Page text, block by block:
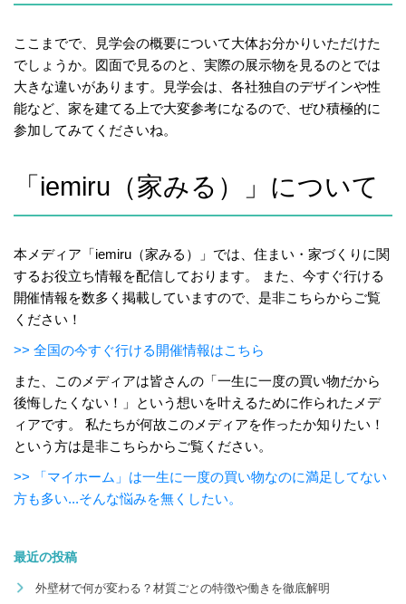
ここまでで、見学会の概要について大体お分かりいただけた
でしょうか。図面で見るのと、実際の展示物を見るのとでは
大きな違いがあります。見学会は、各社独自のデザインや性
能など、家を建てる上で大変参考になるので、ぜひ積極的に
参加してみてくださいね。
「iemiru（家みる）」について
本メディア「iemiru（家みる）」では、住まい・家づくりに関
するお役立ち情報を配信しております。 また、今すぐ行ける
開催情報を数多く掲載していますので、是非こちらからご覧
ください！
>> 全国の今すぐ行ける開催情報はこちら
また、このメディアは皆さんの「一生に一度の買い物だから
後悔したくない！」という想いを叶えるために作られたメデ
ィアです。 私たちが何故このメディアを作ったか知りたい！
という方は是非こちらからご覧ください。
>> 「マイホーム」は一生に一度の買い物なのに満足してない
方も多い...そんな悩みを無くしたい。
最近の投稿
外壁材で何が変わる？材質ごとの特徴や働きを徹底解明